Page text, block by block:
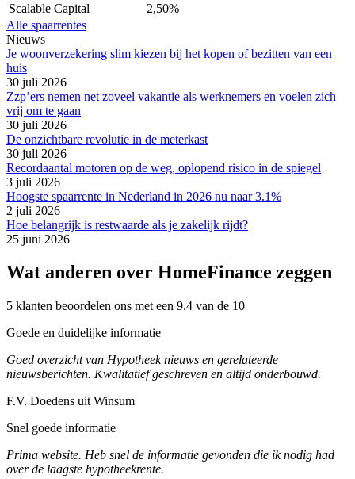
Scalable Capital
2,50%
Alle spaarrentes
Nieuws
Je woonverzekering slim kiezen bij het kopen of bezitten van een
huis
30 juli 2026
Zzp’ers nemen net zoveel vakantie als werknemers en voelen zich
vrij om te gaan
30 juli 2026
De onzichtbare revolutie in de meterkast
30 juli 2026
Recordaantal motoren op de weg, oplopend risico in de spiegel
3 juli 2026
Hoogste spaarrente in Nederland in 2026 nu naar 3.1%
2 juli 2026
Hoe belangrijk is restwaarde als je zakelijk rijdt?
25 juni 2026
Wat anderen over HomeFinance zeggen
5 klanten beoordelen ons met een 9.4 van de 10
Goede en duidelijke informatie
Goed overzicht van Hypotheek nieuws en gerelateerde
nieuwsberichten. Kwalitatief geschreven en altijd onderbouwd.
F.V. Doedens uit Winsum
Snel goede informatie
Prima website. Heb snel de informatie gevonden die ik nodig had
over de laagste hypotheekrente.